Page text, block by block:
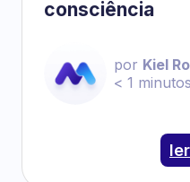
consciência
por Kiel
< 1